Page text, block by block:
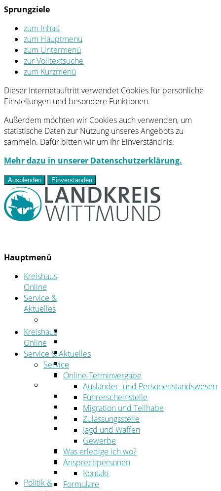
Sprungziele
zum Inhalt
zum Hauptmenü
zum Untermenü
zur Volltextsuche
zum Kurzmenü
Dieser Internetauftritt verwendet Cookies für persönliche
Einstellungen und besondere Funktionen.
Außerdem möchten wir Cookies auch verwenden, um
statistische Daten zur Nutzung unseres Angebots zu
sammeln. Dafür bitten wir um Ihr Einverständnis.
Mehr dazu in unserer Datenschutzerklärung.
Ausblenden Einverstanden
Hauptmenü
Kreishaus
Online
Service &
Aktuelles
Ansprechpersonen
Formulare
Öffnungszeiten
Aktuelles
Stellenangebote
Azubiportal
Pressemitteilungen
Bekanntmachungen & öffentliche
Zustellungen
Kehrbezirksausschreibungen
Amtsblatt
Öffentliche Ausschreibungen
Politik &
Kreishaus
Online
Service & Aktuelles
Service
Online-Terminvergabe
Ausländer- und Personenstandswesen
Führerscheinstelle
Migration und Teilhabe
Zulassungsstelle
Jagd und Waffen
Gewerbe
Was erledige ich wo?
Ansprechpersonen
Kontakt
Formulare